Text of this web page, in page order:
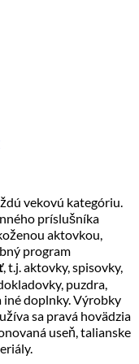
vekovú kategóriu.
príslušníka
aktovkou,
program
, t.j. aktovky, spisovky,
puzdra,
iné doplnky. Výrobky
sa pravá hovädzia
useň, talianske